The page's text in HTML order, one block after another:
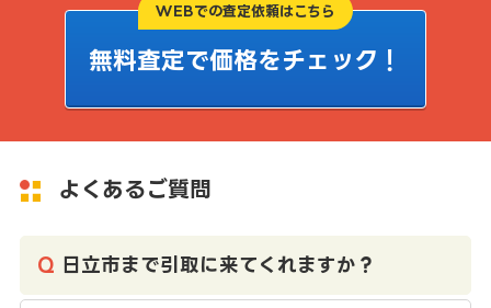
WEBでの査定依頼はこちら
無料査定で価格をチェック！
よくあるご質問
日立市まで引取に来てくれますか？